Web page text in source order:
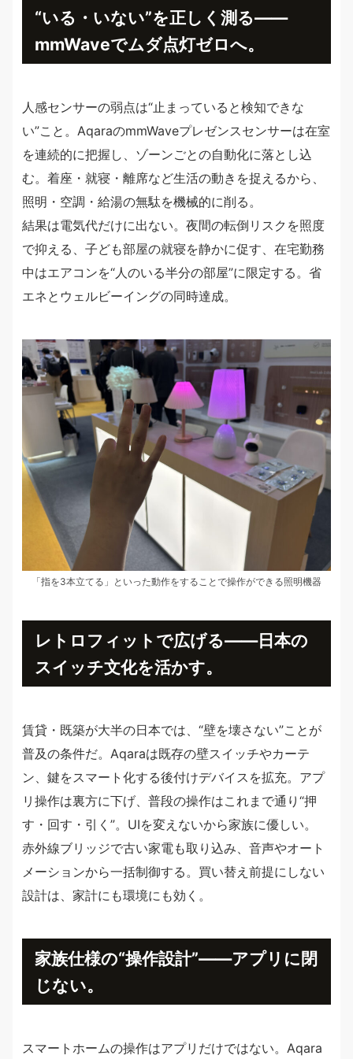
“いる・いない”を正しく測る——
mmWaveでムダ点灯ゼロへ。
人感センサーの弱点は“止まっていると検知できな
い”こと。AqaraのmmWaveプレゼンスセンサーは在室
を連続的に把握し、ゾーンごとの自動化に落とし込
む。着座・就寝・離席など生活の動きを捉えるから、
照明・空調・給湯の無駄を機械的に削る。
結果は電気代だけに出ない。夜間の転倒リスクを照度
で抑える、子ども部屋の就寝を静かに促す、在宅勤務
中はエアコンを“人のいる半分の部屋”に限定する。省
エネとウェルビーイングの同時達成。
「指を3本立てる」といった動作をすることで操作ができる照明機器
レトロフィットで広げる——日本の
スイッチ文化を活かす。
賃貸・既築が大半の日本では、“壁を壊さない”ことが
普及の条件だ。Aqaraは既存の壁スイッチやカーテ
ン、鍵をスマート化する後付けデバイスを拡充。アプ
リ操作は裏方に下げ、普段の操作はこれまで通り“押
す・回す・引く”。UIを変えないから家族に優しい。
赤外線ブリッジで古い家電も取り込み、音声やオート
メーションから一括制御する。買い替え前提にしない
設計は、家計にも環境にも効く。
家族仕様の“操作設計”——アプリに閉
じない。
スマートホームの操作はアプリだけではない。Aqara